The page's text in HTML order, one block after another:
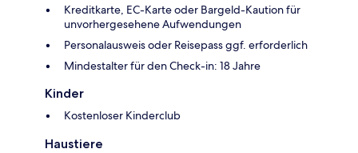
Kreditkarte, EC-Karte oder Bargeld-Kaution für
unvorhergesehene Aufwendungen
Personalausweis oder Reisepass ggf. erforderlich
Mindestalter für den Check-in: 18 Jahre
Kinder
Kostenloser Kinderclub
Haustiere